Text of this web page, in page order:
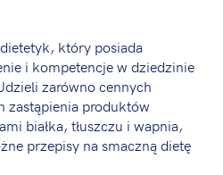
który posiada
i kompetencje w dziedzinie
zarówno cennych
zastąpienia produktów
białka, tłuszczu i wapnia,
przepisy na smaczną dietę